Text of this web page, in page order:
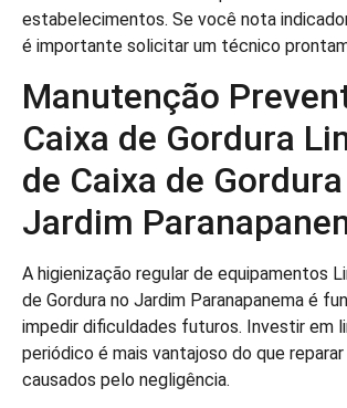
estabelecimentos. Se você nota
é importante solicitar um técnico
Manutenção
Caixa de Gordura
de Caixa de
Jardim
A higienização regular de equipamentos
de Gordura no Jardim Paranapanema é
impedir dificuldades futuros. Investir em
periódico é mais vantajoso do que
causados pelo negligência.